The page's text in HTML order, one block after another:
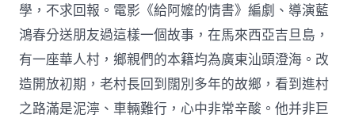
學，不求回報。電影《給阿嬤的情書》編劇、導演藍
鴻春分送朋友過這樣一個故事，在馬來西亞吉旦島，
有一座華人村，鄉親們的本籍均為廣東汕頭澄海。改
造開放初期，老村長回到闊別多年的故鄉，看到進村
之路滿是泥濘、車輛難行，心中非常辛酸。他并非巨